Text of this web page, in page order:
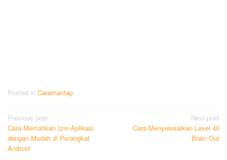
Posted in Caramantap
Post
navigation
Previous post
Cara Mematikan Izin Aplikasi
dengan Mudah di Perangkat
Android
Next post
Cara Menyelesaikan Level 40
Brain Out